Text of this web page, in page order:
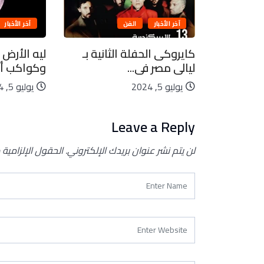
آخر الأخبار الفن
كايروكى الحفلة الثانية بـ
ليالى مصر فى...
يوليو 5, 2024
آخر الأخبار
ليه
وكواكب
يوليو 5, 2024
Leave a Reply
لن يتم نشر عنوان بريدك الإلكتروني.الحقول